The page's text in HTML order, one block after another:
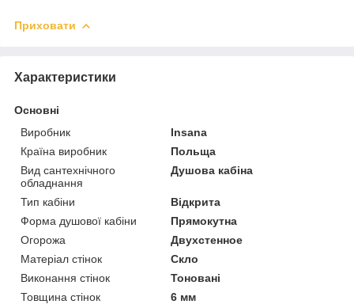
Приховати
Характеристики
Основні
Виробник
Insana
Країна виробник
Польща
Вид сантехнічного
обладнання
Душова кабіна
Тип кабіни
Відкрита
Форма душової кабіни
Прямокутна
Огорожа
Двухстенное
Матеріал стінок
Скло
Виконання стінок
Тоновані
Товщина стінок
6 мм